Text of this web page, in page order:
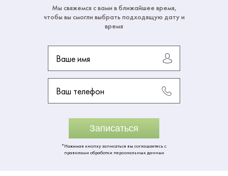
Мы свяжемся с вами в ближайшее время,
чтобы вы смогли выбрать подходящую дату и
время
Ваше имя
Ваш телефон
Записаться
*Нажимая кнопку записаться вы соглашаетесь с
правилами обработки персональных данных